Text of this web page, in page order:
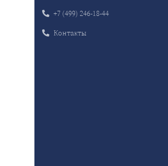
+7 (499) 246-18-44
Контакты